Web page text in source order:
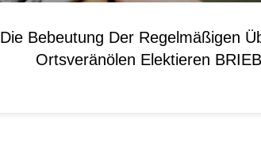
Die Bebeutung Der Regelmäßigen
Ortsveränölen Elektieren